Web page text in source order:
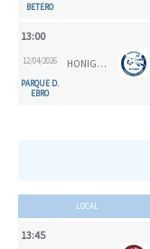
BETERO
13:00
12/04/2026
PARQUE D.
EBRO
HONIGVÖGEL
LOCAL
13:45